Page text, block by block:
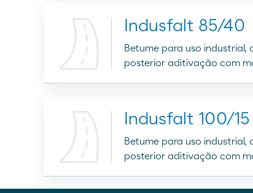
Indusfalt 85/40
Betume para uso
posterior aditivação com
Indusfalt 100/15
Betume para uso
posterior aditivação com